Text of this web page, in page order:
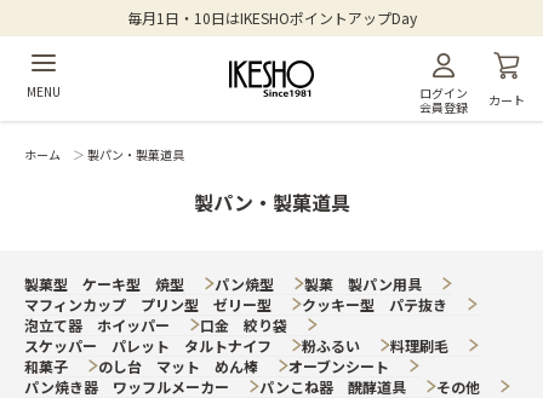
毎月1日・10日はIKESHOポイントアップDay
MENU
ログイン
会員登録
カート
ホーム ＞ 製パン・製菓道具
製パン・製菓道具
製菓型 ケーキ型 焼型 パン焼型
製菓 製パン用具
マフィンカップ プリン型 ゼリー型
クッキー型 パテ抜き
泡立て器 ホイッパー
口金 絞り袋
スケッパー パレット タルトナイフ
粉ふるい
料理刷毛
和菓子
のし台 マット めん棒
オーブンシート
パン焼き器 ワッフルメーカー
パンこね器 醗酵道具 その他